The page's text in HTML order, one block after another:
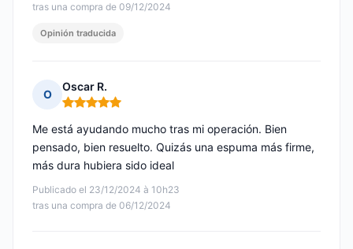
tras una compra de 09/12/2024
Opinión traducida
O
Oscar R.
Nota: 5 de 5
Publicado el 23/12/2024 à 10h23
tras una compra de 06/12/2024
Me está ayudando mucho tras mi operación. Bien
pensado, bien resuelto. Quizás una espuma más firme,
más dura hubiera sido ideal